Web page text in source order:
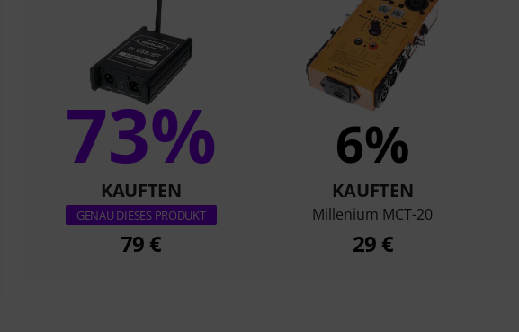
73%
KAUFTEN
GENAU DIESES PRODUKT
79 €
6%
KAUFTEN
Millenium MCT-20
29 €